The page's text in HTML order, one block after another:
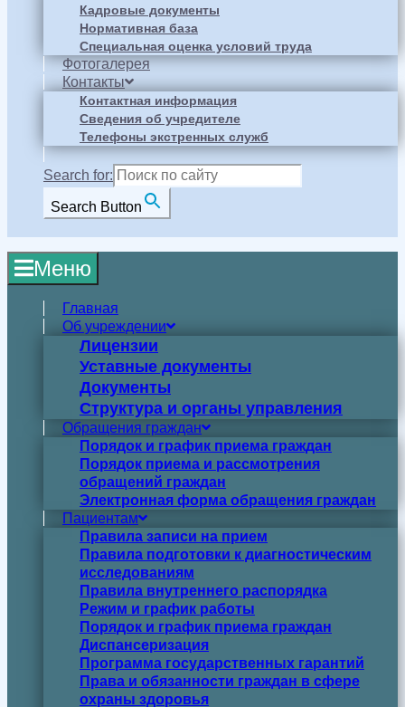
Кадровые документы
Нормативная база
Специальная оценка условий труда
Фотогалерея
Контакты
Контактная информация
Сведения об учредителе
Телефоны экстренных служб
Search for:
Search Button
Меню
Главная
Об учреждении
Лицензии
Уставные документы
Документы
Структура и органы управления
Обращения граждан
Порядок и график приема граждан
Порядок приема и рассмотрения
обращений граждан
Электронная форма обращения граждан
Пациентам
Правила записи на прием
Правила подготовки к диагностическим
исследованиям
Правила внутреннего распорядка
Режим и график работы
Порядок и график приема граждан
Диспансеризация
Программа государственных гарантий
Права и обязанности граждан в сфере
охраны здоровья